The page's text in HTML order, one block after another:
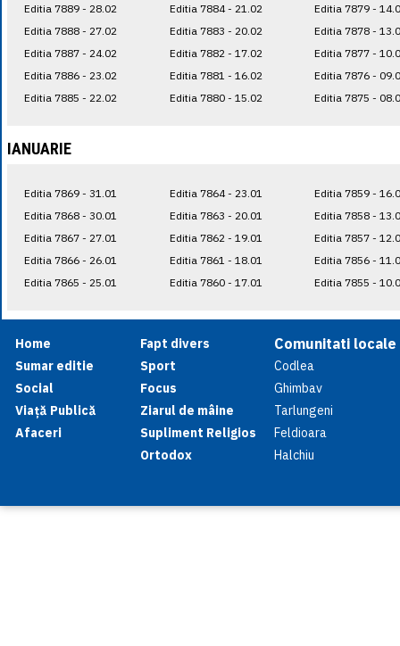
Editia 7889 - 28.02
Editia 7888 - 27.02
Editia 7887 - 24.02
Editia 7886 - 23.02
Editia 7885 - 22.02
Editia 7884 - 21.02
Editia 7883 - 20.02
Editia 7882 - 17.02
Editia 7881 - 16.02
Editia 7880 - 15.02
Editia 7879 -
Editia 7878 -
Editia 7877 -
Editia 7876 -
Editia 7875 -
IANUARIE
Editia 7869 - 31.01
Editia 7868 - 30.01
Editia 7867 - 27.01
Editia 7866 - 26.01
Editia 7865 - 25.01
Editia 7864 - 23.01
Editia 7863 - 20.01
Editia 7862 - 19.01
Editia 7861 - 18.01
Editia 7860 - 17.01
Editia 7859 -
Editia 7858 -
Editia 7857 -
Editia 7856 -
Editia 7855 -
Home
Sumar editie
Social
Viață Publică
Afaceri
Fapt divers
Sport
Focus
Ziarul de mâine
Supliment Religios
Ortodox
Comunitati locale
Codlea
Ghimbav
Tarlungeni
Feldioara
Halchiu